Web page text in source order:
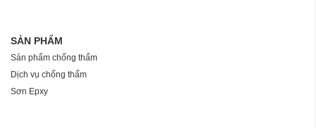
SẢN PHẨM
Sản phẩm chống thấm
Dịch vụ chống thấm
Sơn Epxy